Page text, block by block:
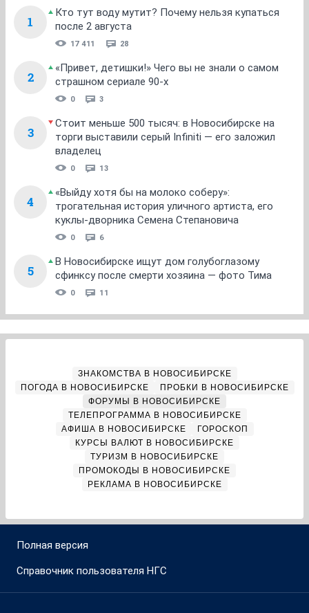
1
Кто тут воду мутит? Почему нельзя купаться
после 2 августа
17 411 28
2
«Привет, детишки!» Чего вы не знали о самом
страшном сериале 90-х
0 3
3
Стоит меньше 500 тысяч: в Новосибирске на
торги выставили серый Infiniti — его заложил
владелец
0 13
4
«Выйду хотя бы на молоко соберу»:
трогательная история уличного артиста, его
куклы-дворника Семена Степановича
0 6
5
В Новосибирске ищут дом голубоглазому
сфинксу после смерти хозяина — фото Тима
0 11
ЗНАКОМСТВА В НОВОСИБИРСКЕ
ПОГОДА В НОВОСИБИРСКЕ
ПРОБКИ В НОВОСИБИРСКЕ
ФОРУМЫ В НОВОСИБИРСКЕ
ТЕЛЕПРОГРАММА В НОВОСИБИРСКЕ
АФИША В НОВОСИБИРСКЕ
ГОРОСКОП
КУРСЫ ВАЛЮТ В НОВОСИБИРСКЕ
ТУРИЗМ В НОВОСИБИРСКЕ
ПРОМОКОДЫ В НОВОСИБИРСКЕ
РЕКЛАМА В НОВОСИБИРСКЕ
Полная версия
Справочник пользователя НГС